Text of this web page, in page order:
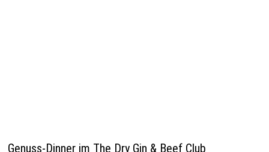
Genuss-Dinner im The Dry Gin & Beef Club